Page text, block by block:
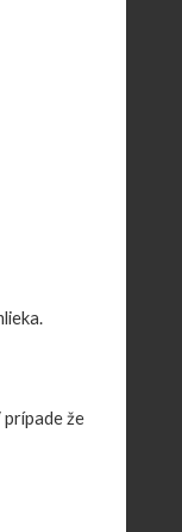
prípade že